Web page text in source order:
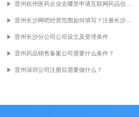
晋州杭州医药企业去哪里申请互联网药品信息服务资质证书？
晋州长沙网吧经营范围如何填写？注册长沙网吧需要提供什么？
晋州长沙分公司公司设立及受理条件
晋州药品销售备案公司需要什么条件？
晋州深圳公司注册后需要做什么？